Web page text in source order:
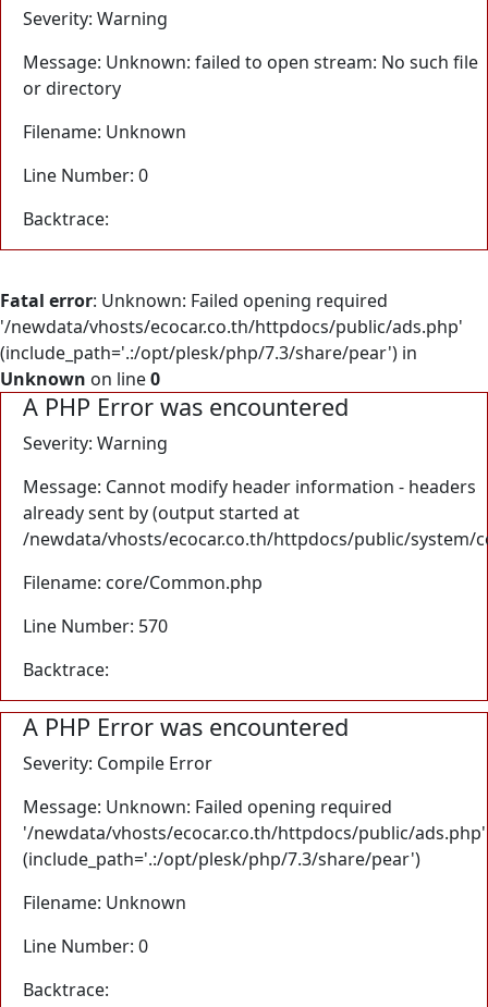
Severity: Warning
Message: Unknown: failed to open stream: No such file
or directory
Filename: Unknown
Line Number: 0
Backtrace:
Fatal error: Unknown: Failed opening required
'/newdata/vhosts/ecocar.co.th/httpdocs/public/ads.php'
(include_path='.:/opt/plesk/php/7.3/share/pear') in
Unknown on line0
A PHP Error was encountered
Severity: Warning
Message: Cannot modify header information - headers
already sent by (output started at
/newdata/vhosts/ecocar.co.th/httpdocs/public/system/
Filename: core/Common.php
Line Number: 570
Backtrace:
A PHP Error was encountered
Severity: Compile Error
Message: Unknown: Failed opening required
'/newdata/vhosts/ecocar.co.th/httpdocs/public/ads.php'
(include_path='.:/opt/plesk/php/7.3/share/pear')
Filename: Unknown
Line Number: 0
Backtrace: